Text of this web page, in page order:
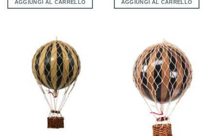
AGGIUNGI AL CARRELLO AGGIUNGI AL CARRELLO